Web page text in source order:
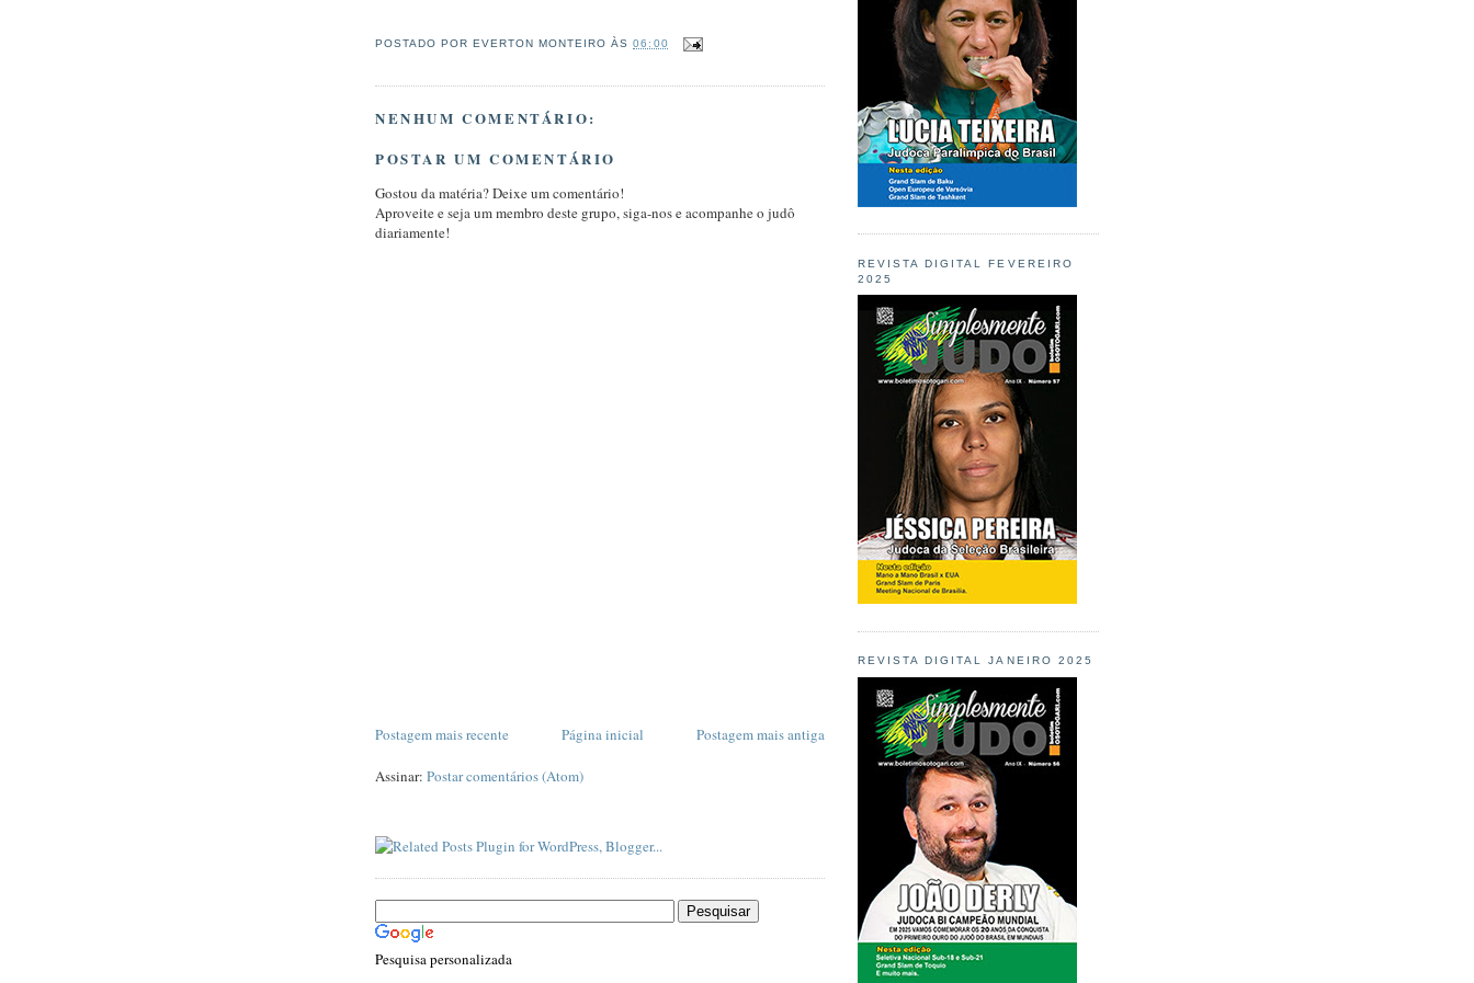
POSTADO POR EVERTON MONTEIRO ÀS06:00
NENHUM COMENTÁRIO:
POSTAR UM COMENTÁRIO
Gostou da matéria? Deixe um comentário!
Aproveite e seja um membro deste grupo, siga-nos e acompanhe o judô
diariamente!
Postagem mais recente Postagem mais antiga
Página inicial
Assinar: Postar comentários (Atom)
Pesquisa personalizada
REVISTA DIGITAL FEVEREIRO
2025
REVISTA DIGITAL JANEIRO 2025